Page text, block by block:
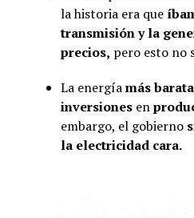
la historia era que
transmisión y la
precios, pero esto no
La energíamás
inversiones en
embargo, el gobierno
la electricidad cara.